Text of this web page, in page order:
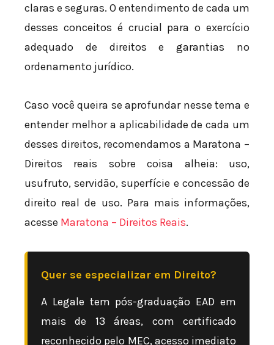
claras e seguras. O entendimento de cada um
desses conceitos é crucial para o exercício
adequado de direitos e garantias no
ordenamento jurídico.
Caso você queira se aprofundar nesse tema e
entender melhor a aplicabilidade de cada um
desses direitos, recomendamos a Maratona –
Direitos reais sobre coisa alheia: uso,
usufruto, servidão, superfície e concessão de
direito real de uso. Para mais informações,
acesse Maratona – Direitos Reais.
Quer se especializar em Direito?
A Legale tem pós-graduação EAD em
mais de 13 áreas, com certificado
reconhecido pelo MEC, acesso imediato